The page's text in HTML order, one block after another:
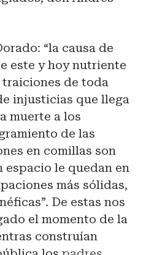
“la causa de
este y hoy nutriente
de toda
injusticias que llega
muerte a los
de las
en comillas son
espacio le quedan en
más sólidas,
De estas nos
el momento de la
construían